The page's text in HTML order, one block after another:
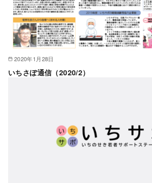
2020年1月28日
いちさぽ通信（2020/2）